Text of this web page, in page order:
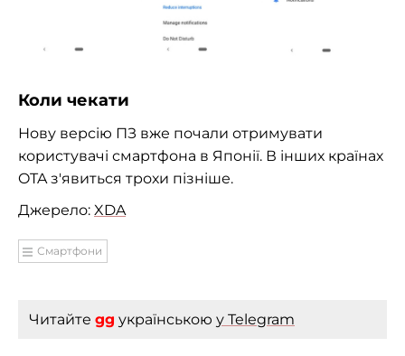
Коли чекати
Нову версію ПЗ вже почали отримувати
користувачі смартфона в Японії. В інших країнах
OTA з'явиться трохи пізніше.
Джерело: XDA
Смартфони
Читайте gg українською у Telegram